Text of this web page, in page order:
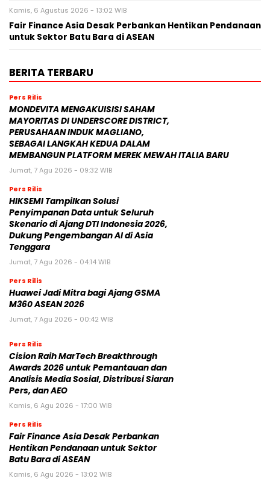
Kamis, 6 Agustus 2026 - 13:02 WIB
Fair Finance Asia Desak Perbankan Hentikan Pendanaan
untuk Sektor Batu Bara di ASEAN
BERITA TERBARU
Pers Rilis
MONDEVITA MENGAKUISISI SAHAM
MAYORITAS DI UNDERSCORE DISTRICT,
PERUSAHAAN INDUK MAGLIANO,
SEBAGAI LANGKAH KEDUA DALAM
MEMBANGUN PLATFORM MEREK MEWAH ITALIA BARU
Jumat, 7 Agu 2026 - 09:32 WIB
Pers Rilis
HIKSEMI Tampilkan Solusi
Penyimpanan Data untuk Seluruh
Skenario di Ajang DTI Indonesia 2026,
Dukung Pengembangan AI di Asia
Tenggara
Jumat, 7 Agu 2026 - 04:14 WIB
Pers Rilis
Huawei Jadi Mitra bagi Ajang GSMA
M360 ASEAN 2026
Jumat, 7 Agu 2026 - 00:42 WIB
Pers Rilis
Cision Raih MarTech Breakthrough
Awards 2026 untuk Pemantauan dan
Analisis Media Sosial, Distribusi Siaran
Pers, dan AEO
Kamis, 6 Agu 2026 - 17:00 WIB
Pers Rilis
Fair Finance Asia Desak Perbankan
Hentikan Pendanaan untuk Sektor
Batu Bara di ASEAN
Kamis, 6 Agu 2026 - 13:02 WIB